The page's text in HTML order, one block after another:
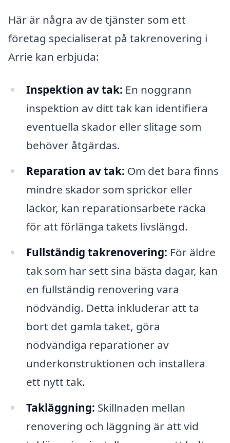
Här är några av de tjänster som ett
företag specialiserat på takrenovering i
Arrie kan erbjuda:
Inspektion av tak: En noggrann
inspektion av ditt tak kan identifiera
eventuella skador eller slitage som
behöver åtgärdas.
Reparation av tak: Om det bara finns
mindre skador som sprickor eller
läckor, kan reparationsarbete räcka
för att förlänga takets livslängd.
Fullständig takrenovering: För äldre
tak som har sett sina bästa dagar, kan
en fullständig renovering vara
nödvändig. Detta inkluderar att ta
bort det gamla taket, göra
nödvändiga reparationer av
underkonstruktionen och installera
ett nytt tak.
Takläggning: Skillnaden mellan
renovering och läggning är att vid